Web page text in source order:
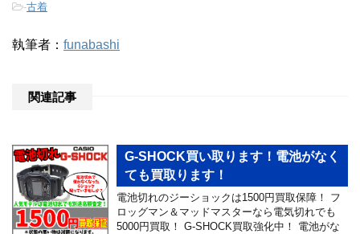
-古着
執筆者： funabashi
関連記事
G-SHOCK買い取ります！電池がなく
ても買取ります！
電池切れのジーショックは1500円買取保障！ フ
ロッグマン＆マッドマスターなら電気切れでも
5000円買取！ G-SHOCK買取強化中！ 電池がな